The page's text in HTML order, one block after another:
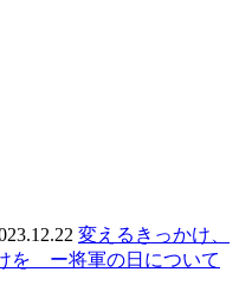
変えるきっかけ、
を ー将軍の日について